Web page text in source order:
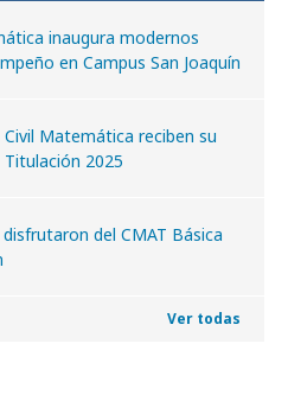
inaugura modernos
en Campus San Joaquín
Matemática reciben su
2025
del CMAT Básica
Ver todas